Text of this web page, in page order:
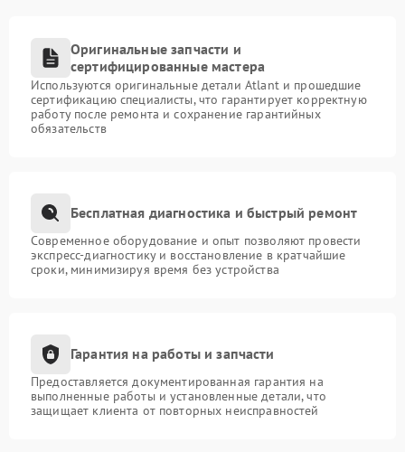
Оригинальные запчасти и
сертифицированные мастера
Используются оригинальные детали Atlant и прошедшие
сертификацию специалисты, что гарантирует корректную
работу после ремонта и сохранение гарантийных
обязательств
Бесплатная диагностика и быстрый ремонт
Современное оборудование и опыт позволяют провести
экспресс-диагностику и восстановление в кратчайшие
сроки, минимизируя время без устройства
Гарантия на работы и запчасти
Предоставляется документированная гарантия на
выполненные работы и установленные детали, что
защищает клиента от повторных неисправностей